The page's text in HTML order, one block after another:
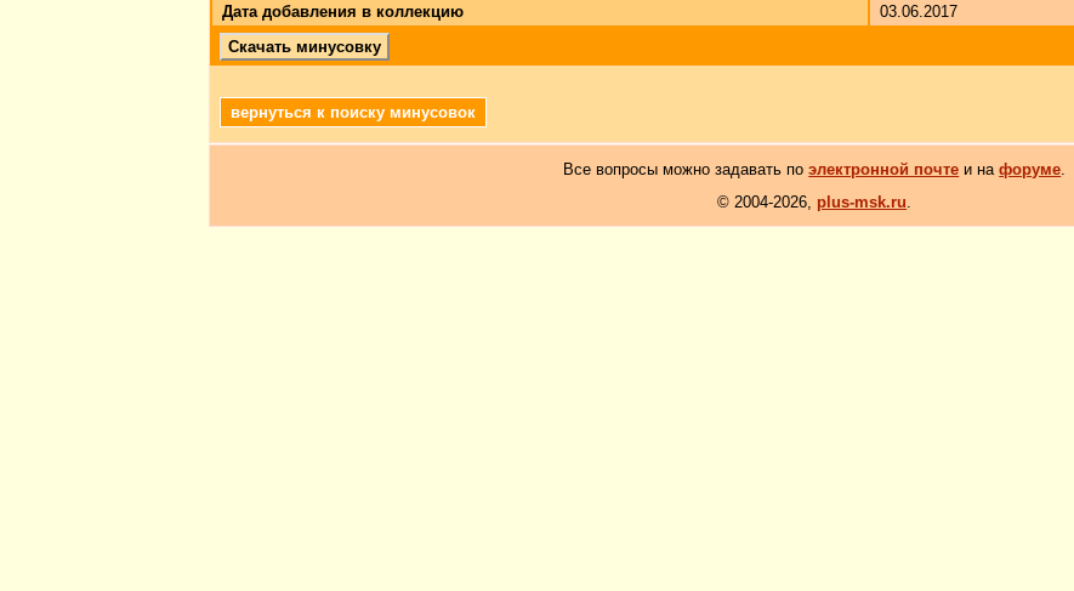
Дата добавления в коллекцию
03.06.2017
Скачать минусовку
вернуться к поиску минусовок
Все вопросы можно задавать поэлектронной почте и нафоруме.
© 2004-2026, plus-msk.ru.